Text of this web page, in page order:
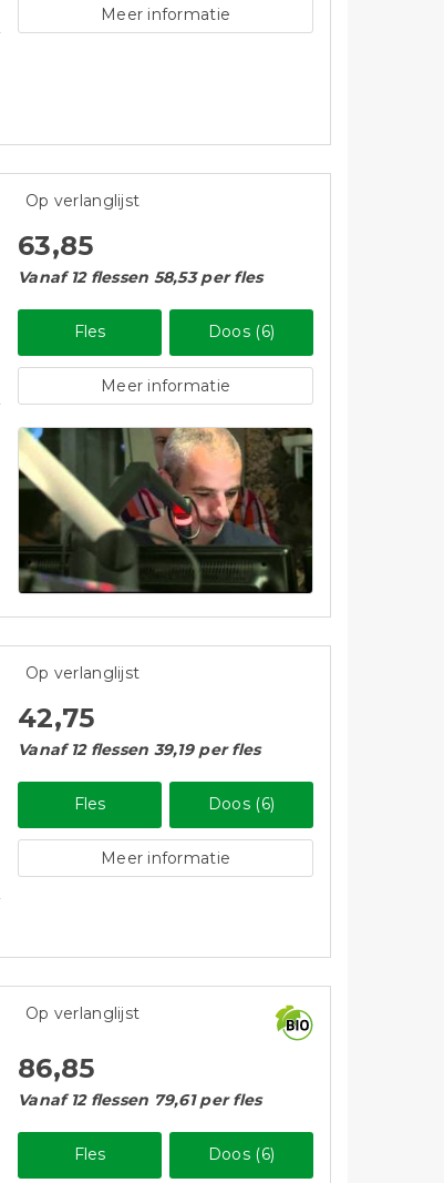
Meer informatie
Op verlanglijst
63,85
Vanaf 12 flessen 58,53 per fles
Fles Doos (6)
Meer informatie
Op verlanglijst
42,75
Vanaf 12 flessen 39,19 per fles
Fles Doos (6)
Meer informatie
Op verlanglijst
86,85
Vanaf 12 flessen 79,61 per fles
Fles Doos (6)